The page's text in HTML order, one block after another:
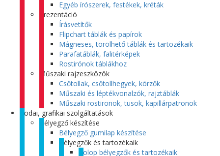
Egyéb írószerek, festékek, kréták
Prezentáció
Írásvetítők
Flipchart táblák és papírok
Mágneses, törölhető táblák és tartozékaik
Parafatáblák, falitérképek
Rostirónok táblákhoz
Műszaki rajzeszközök
Csőtollak, csőtollhegyek, körzők
Műszaki és léptékvonalzók, rajztáblák
Műszaki rostironok, tusok, kapillárpatronok
Irodai, grafikai szolgáltatások
Bélyegző készítése
Bélyegző gumilap készítése
Bélyegzők és tartozékaik
Colop bélyegzők és tartozékaik